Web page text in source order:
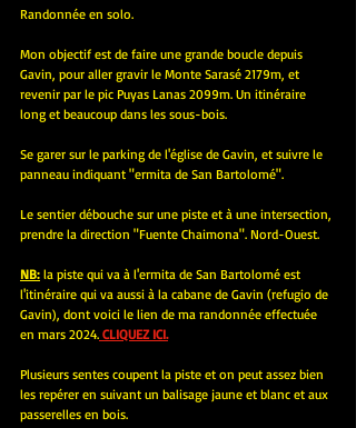
Randonnée en solo.
Mon objectif est de faire une grande boucle depuis
Gavin, pour aller gravir le Monte Sarasé 2179m, et
revenir par le pic Puyas Lanas 2099m. Un itinéraire
long et beaucoup dans les sous-bois.
Se garer sur le parking de l'église de Gavin, et suivre le
panneau indiquant "ermita de San Bartolomé".
Le sentier débouche sur une piste et à une intersection,
prendre la direction "Fuente Chaimona". Nord-Ouest.
NB: la piste qui va à l'ermita de San Bartolomé est
l'itinéraire qui va aussi à la cabane de Gavin (refugio de
Gavin), dont voici le lien de ma randonnée effectuée
en mars 2024. CLIQUEZ ICI.
Plusieurs sentes coupent la piste et on peut assez bien
les repérer en suivant un balisage jaune et blanc et aux
passerelles en bois.